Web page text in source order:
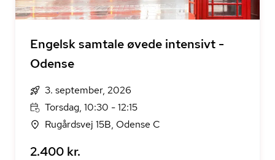
Engelsk samtale øvede intensivt -
Odense
3. september, 2026
Torsdag, 10:30 - 12:15
Rugårdsvej 15B, Odense C
2.400 kr.